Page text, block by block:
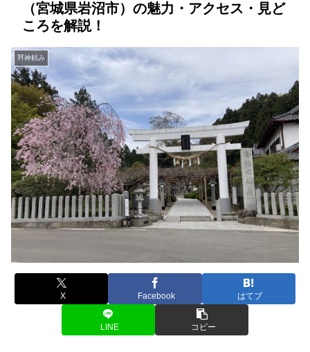
（宮城県岩沼市）の魅力・アクセス・見ど
ころを解説！
⛩神頼み
X Facebook はてブ
LINE コピー